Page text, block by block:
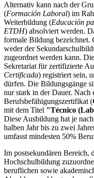
Alternativ kann nach der
(Formación Laboral) im
Weiterbildung (Educación
ETDH) absolviert werden.
formale Bildung bezeichnet.
weder der
zugeordnet werden kann.
Sekretariat für zertifizierte
Certificada) registriert sein,
dürfen. Die Bildungsgänge
nur stark in der Dauer.
Berufsbefähigungszertifikat (
mit dem Titel "Técnico
Diese Ausbildung hat je
halben Jahr bis zu zwei
umfasst mindesten 50%
Im postsekundären Bereich,
Hochschulbildung
beruflichen sowie